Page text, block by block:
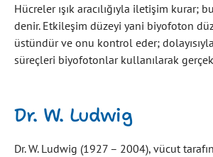
Hücreler ışık aracılığıyla iletişim kurar;
denir. Etkileşim düzeyi yani biyofoton
üstündür ve onu kontrol eder;
süreçleri biyofotonlar kullanılarak
Dr. W. Ludwig
Dr. W. Ludwig (1927 – 2004), vücut